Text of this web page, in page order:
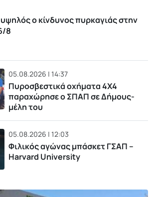
ο κίνδυνος πυρκαγιάς στην
8
05.08.2026 | 14:37
Πυροσβεστικά οχήματα 4Χ4
παραχώρησε ο ΣΠΑΠ σε Δήμους-
μέλη του
05.08.2026 | 12:03
Φιλικός αγώνας μπάσκετ ΓΣΑΠ –
Harvard University